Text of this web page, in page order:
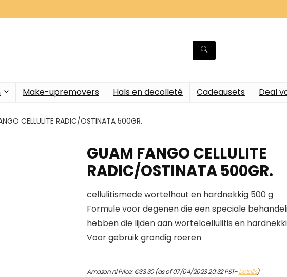
Make-upremovers Hals en decolleté Cadeausets Deal
CELLULITE RADIC/OSTINATA 500GR.
GUAM FANGO CELLULITE
RADIC/OSTINATA 500GR.
cellulitismede wortelhout en hardnekkig 500 g
Formule voor degenen die een speciale
hebben die lijden aan wortelcellulitis en
Voor gebruik grondig roeren
Amazon.nl Price:€33.30(as of 07/04/2023 20:32 PST-Details)